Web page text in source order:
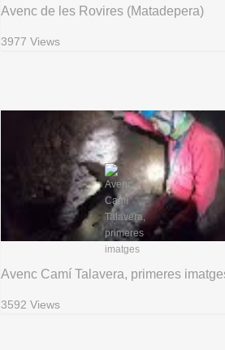
Avenc de les Rovires (Matadepera)
3977 Views
Avenc Camí Talavera, primeres
3592 Views